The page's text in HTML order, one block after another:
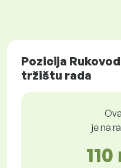
Pozicija
tržištu rada
je na